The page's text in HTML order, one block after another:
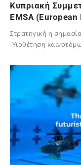
Κυπριακή
EMSA
Στρατηγική η
-Υιοθέτηση